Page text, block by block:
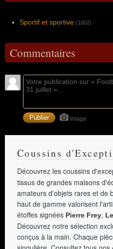
Sportif et sportive (1002)
Commentaires
Image
Coussins
Découvrez les coussins
tissus de grandes maisons
amateurs d'objets rares et de
haut de gamme valorisent
étoffes signées Pierre Frey,
Découvrez notre sélection
conçus à la main. Chaque